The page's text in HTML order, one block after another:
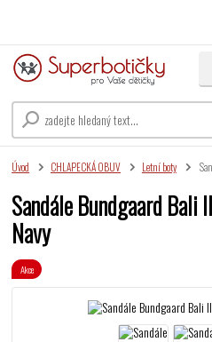
Úvod CHLAPECKÁ OBUV Letní boty
Sandále Bundgaard Bali
Navy
Akce